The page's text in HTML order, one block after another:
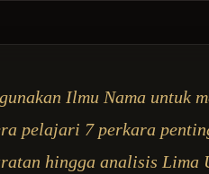
Ilmu Nama untuk
pelajari 7 perkara
hingga analisis Lima